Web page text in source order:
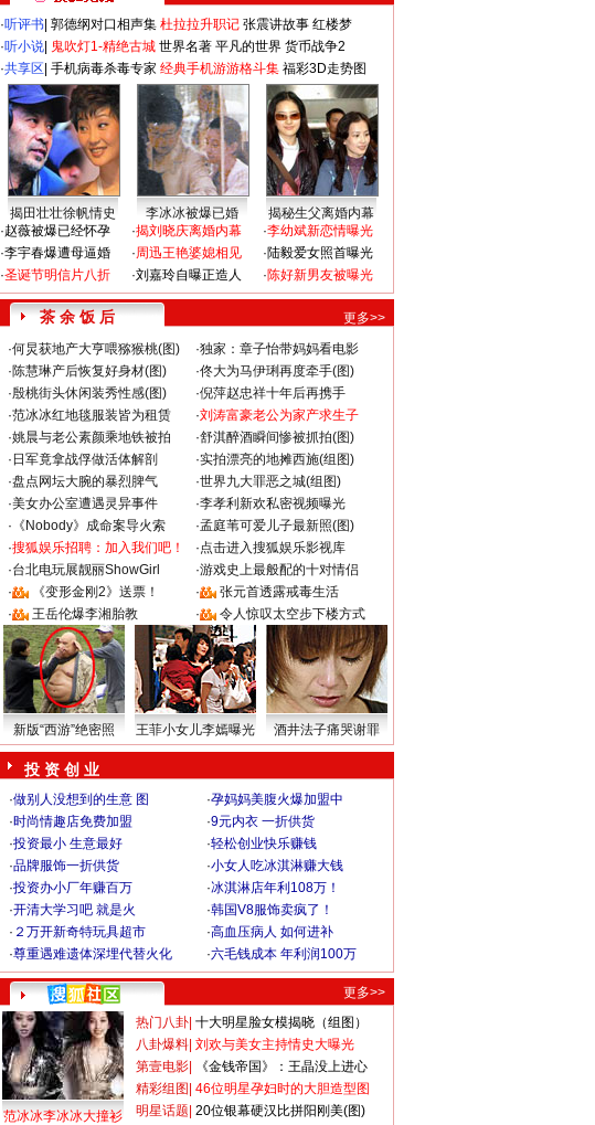
·听评书 郭德纲对口相声集 杜拉拉升职记 张震讲故事 红楼梦
·听小说 鬼吹灯1-精绝古城 世界名著 平凡的世界 货币战争2
·共享区 手机病毒杀毒专家 经典手机游游格斗集 福彩3D走势图
揭田壮壮徐帆情史 李冰冰被爆已婚
揭秘生父离婚内幕
·赵薇被爆已经怀孕
·李宇春爆遭母逼婚
·圣诞节明信片八折
·揭刘晓庆离婚内幕
·周迅王艳婆媳相见
·刘嘉玲自曝正造人
·李幼斌新恋情曝光
·陆毅爱女照首曝光
·陈好新男友被曝光
茶 余 饭 后
更多>>
·何炅获地产大亨喂猕猴桃(图) ·独家：章子怡带妈妈看电影
·陈慧琳产后恢复好身材(图) ·佟大为马伊琍再度牵手(图)
·殷桃街头休闲装秀性感(图) ·倪萍赵忠祥十年后再携手
·范冰冰红地毯服装皆为租赁 ·刘涛富豪老公为家产求生子
·姚晨与老公素颜乘地铁被拍 ·舒淇醉酒瞬间惨被抓拍(图)
· 日军竟拿战俘做活体解剖 ·实拍漂亮的地摊西施(组图)
·盘点网坛大腕的暴烈脾气 ·世界九大罪恶之城(组图)
·美女办公室遭遇灵异事件 ·李孝利新欢私密视频曝光
· 《Nobody》成命案导火索 ·孟庭苇可爱儿子最新照(图)
·搜狐娱乐招聘：加入我们吧！ ·点击进入搜狐娱乐影视库
·台北电玩展靓丽ShowGirl ·游戏史上最般配的十对情侣
·
《变形金刚2》送票！ ·
张元首透露戒毒生活
·
王岳伦爆李湘胎教 · 令人惊叹太空步下楼方式
新版“西游”绝密照 王菲小女儿李嫣曝光 酒井法子痛哭谢罪
投 资 创 业
·做别人没想到的生意 图 ·孕妈妈美腹火爆加盟中
·时尚情趣店免费加盟 ·9元内衣 一折供货
·投资最小 生意最好 ·轻松创业快乐赚钱
·品牌服饰一折供货 ·小女人吃冰淇淋赚大钱
·投资办小厂年赚百万 ·冰淇淋店年利108万！
·开清大学习吧 就是火 ·韩国V8服饰卖疯了！
· ２万开新奇特玩具超市 ·高血压病人 如何进补
·尊重遇难遗体深埋代替火化 ·六毛钱成本 年利润100万
更多>>
范冰冰李冰冰大撞衫
热门八卦 十大明星脸女模揭晓（组图）
八卦爆料 刘欢与美女主持情史大曝光
第壹电影
《金钱帝国》：王晶没上进心
精彩组图 46位明星孕妇时的大胆造型图
明星话题 20位银幕硬汉比拼阳刚美(图)